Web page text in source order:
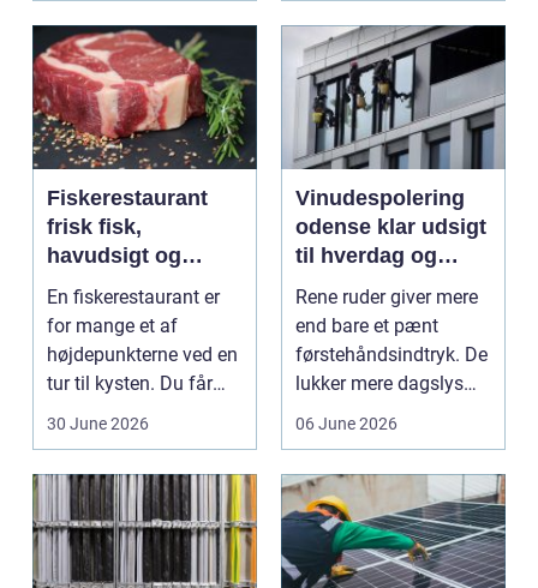
Fiskerestaurant
frisk fisk,
havudsigt og
afslappet
atmosfære
En fiskerestaurant er
for mange et af
højdepunkterne ved en
tur til kysten. Du får
friskfanget fisk,...
30 June 2026
Vinudespolering
odense klar udsigt
til hverdag og
erhverv
Rene ruder giver mere
end bare et pænt
førstehåndsindtryk. De
lukker mere dagslys
ind, giver et lett...
06 June 2026